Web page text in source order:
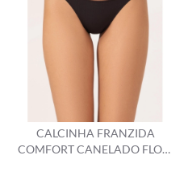
CALCINHA FRANZIDA
COMFORT CANELADO FLOW